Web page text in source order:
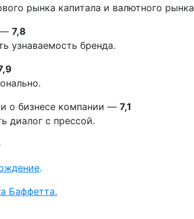
рынка капитала и валютного
— 7,8
узнаваемость бренда.
о бизнесе компании — 7,1
диалог с прессой.
.
Баффетта.